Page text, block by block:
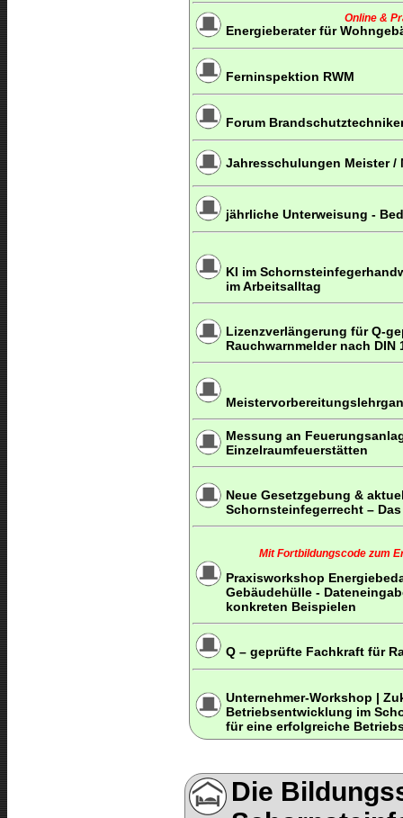
Online &
Energieberater für
Ferninspektion RWM
Forum
Jahresschulungen Meister /
jährliche Unterweisung -
KI im
im Arbeitsalltag
Lizenzverlängerung für Q-
Rauchwarnmelder nach DIN
Messung an
Einzelraumfeuerstätten
Neue Gesetzgebung &
Schornsteinfegerrecht –
Mit Fortbildungscode zum
Praxisworkshop
Gebäudehülle -
konkreten Beispielen
Q – geprüfte Fachkraft für
Unternehmer-Workshop |
Betriebsentwicklung im
für eine erfolgreiche
Die